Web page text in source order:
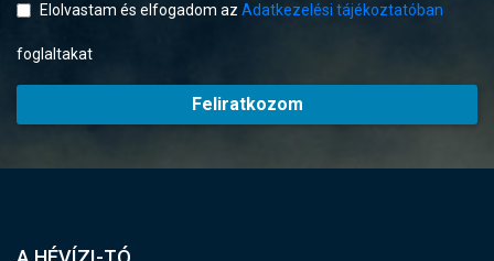
Elolvastam és elfogadom az Adatkezelési tájékoztatóban
foglaltakat
Feliratkozom